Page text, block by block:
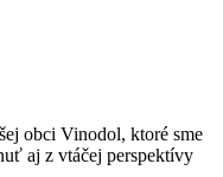
obci Vinodol, ktoré sme
aj z vtáčej perspektívy